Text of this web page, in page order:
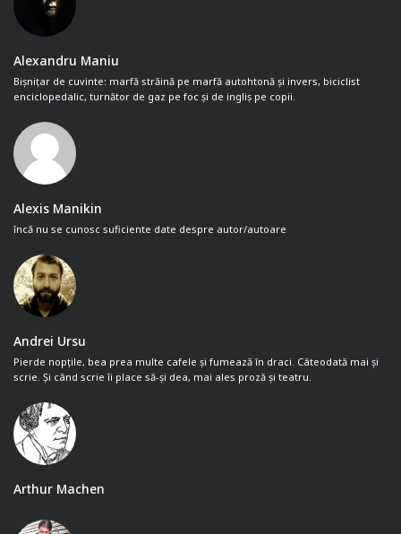
Alexandru Maniu
Bișnițar de cuvinte: marfă străină pe marfă autohtonă și invers, biciclist
enciclopedalic, turnător de gaz pe foc și de ingliș pe copii.
Alexis Manikin
încă nu se cunosc suficiente date despre autor/autoare
Andrei Ursu
Pierde nopțile, bea prea multe cafele și fumează în draci. Câteodată mai și
scrie. Și când scrie îi place să-și dea, mai ales proză și teatru.
Arthur Machen